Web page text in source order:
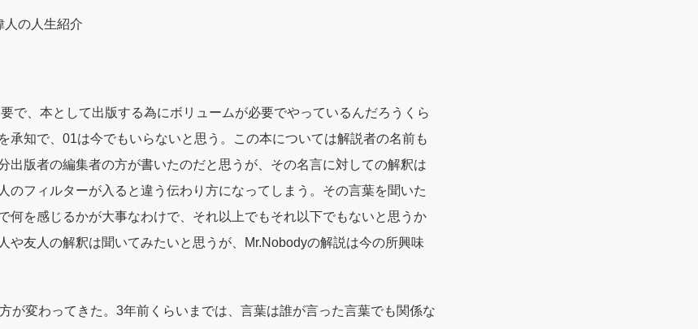
人の人生紹介
で、本として出版する為にボリュームが必要でやっているんだろうくら
承知で、01は今でもいらないと思う。この本については解説者の名前も
出版者の編集者の方が書いたのだと思うが、その名言に対しての解釈は
のフィルターが入ると違う伝わり方になってしまう。その言葉を聞いた
何を感じるかが大事なわけで、それ以上でもそれ以下でもないと思うか
や友人の解釈は聞いてみたいと思うが、Mr.Nobodyの解説は今の所興味
が変わってきた。3年前くらいまでは、言葉は誰が言った言葉でも関係な